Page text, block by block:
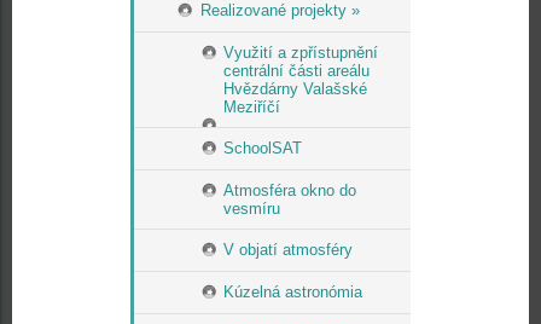
Realizované projekty »
Využití a zpřístupnění
centrální části areálu
Hvězdárny Valašské
Meziříčí
SchoolSAT
Atmosféra okno do
vesmíru
V objatí atmosféry
Kúzelná astronómia